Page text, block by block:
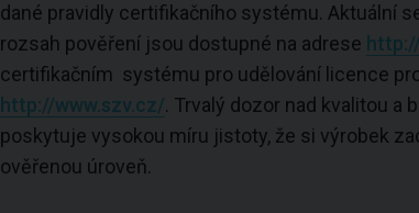
dané pravidly certifikačního systému. Aktuální
rozsah pověření jsou dostupné na adrese
certifikačním systému pro udělování licence
http://www.szv.cz/. Trvalý dozor nad kvalitou a
poskytuje vysokou míru jistoty, že si výrobek
ověřenou úroveň.